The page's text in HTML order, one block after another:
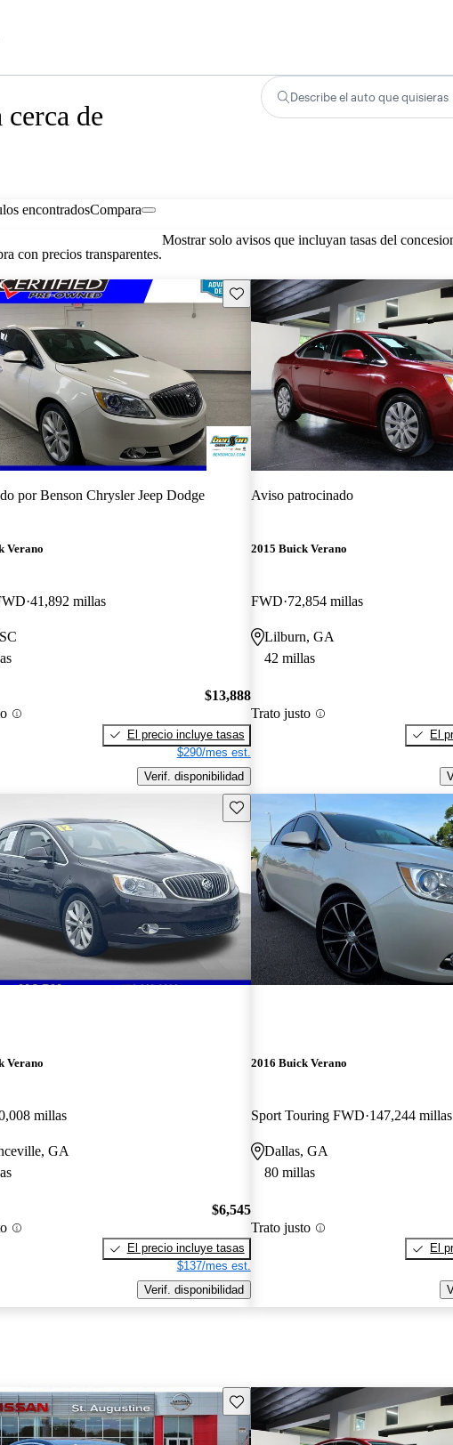
de
Describe el auto que quisieras
encontradosCompara
con precios transparentes.
Mostrar solo avisos que incluyan tasas del
Guarda este Aviso
porBenson Chrysler Jeep Dodge
Verano
41,892 millas
$13,888
El precio incluye tasas
$290/mes est.
Verif. disponibilidad
Aviso patrocinado
2015 Buick Verano
FWD 72,854 millas
Lilburn, GA
42 millas
Trato justo
El
Guarda este Aviso
Verano
millas
GA
$6,545
El precio incluye tasas
$137/mes est.
Verif. disponibilidad
2016 Buick Verano
Sport Touring FWD 147,244 millas
Dallas, GA
80 millas
Trato justo
El
Guarda este Aviso